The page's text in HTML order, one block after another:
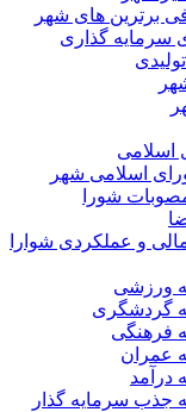
برترین های شهر
گذاری
اسلامی شهر
شورا
و عملکردی شوارا
ورزشی
سرمایه گذار